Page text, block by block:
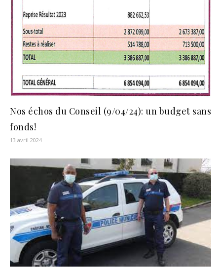
Nos échos du Conseil (9/04/24): un budget sans
fonds!
13 avril 2024